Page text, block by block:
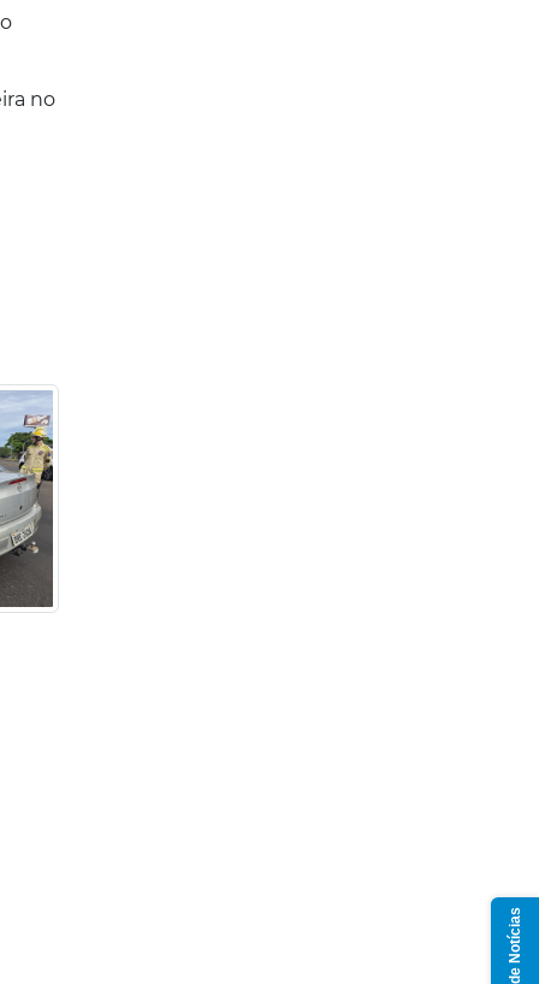
no